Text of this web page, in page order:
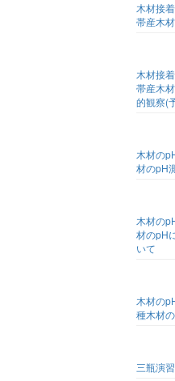
木材接
帯産木
木材接
帯産木
的観察(
木材の
材のpH
木材の
材のpH
いて
木材の
種木材
三瓶演